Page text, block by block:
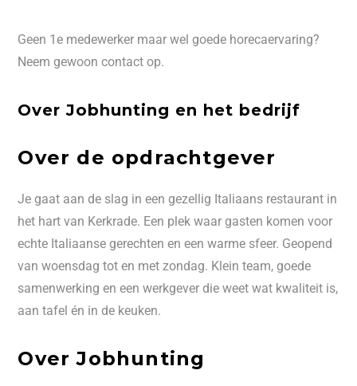
Geen 1e medewerker maar wel goede horecaervaring?
Neem gewoon contact op.
Over Jobhunting en het bedrijf
Over de opdrachtgever
Je gaat aan de slag in een gezellig Italiaans restaurant in
het hart van Kerkrade. Een plek waar gasten komen voor
echte Italiaanse gerechten en een warme sfeer. Geopend
van woensdag tot en met zondag. Klein team, goede
samenwerking en een werkgever die weet wat kwaliteit is,
aan tafel én in de keuken.
Over Jobhunting